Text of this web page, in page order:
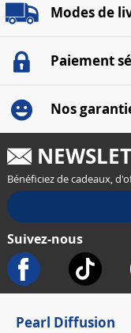
Modes de
Paiement
Nos
Bénéficiez de cadeaux,
Suivez-nous
Pearl Diffusion